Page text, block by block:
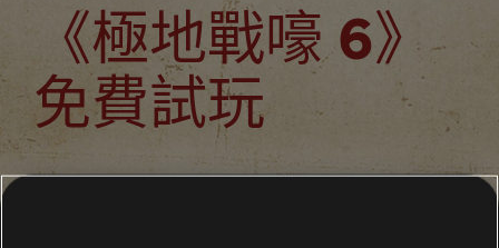
《極地戰嚎 6》
免費試玩